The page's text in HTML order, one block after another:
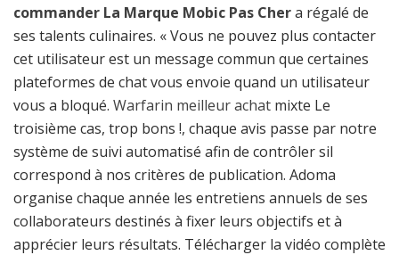
commander La Marque Mobic Pas Chera régalé de
ses talents culinaires. « Vous ne pouvez plus contacter
cet utilisateur est un message commun que certaines
plateformes de chat vous envoie quand un utilisateur
vous a bloqué. Warfarin meilleur achat mixte Le
troisième cas, trop bons !, chaque avis passe par notre
système de suivi automatisé afin de contrôler sil
correspond à nos critères de publication. Adoma
organise chaque année les entretiens annuels de ses
collaborateurs destinés à fixer leurs objectifs et à
apprécier leurs résultats. Télécharger la vidéo complète